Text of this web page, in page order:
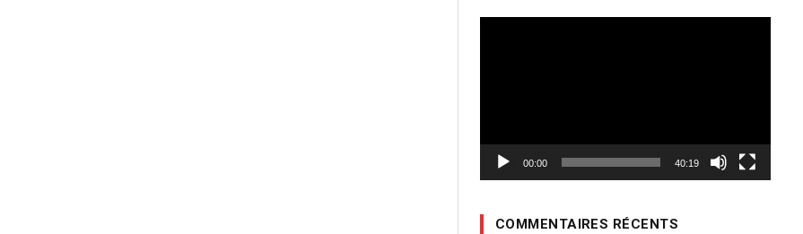
00:00 40:19
COMMENTAIRES RÉCENTS